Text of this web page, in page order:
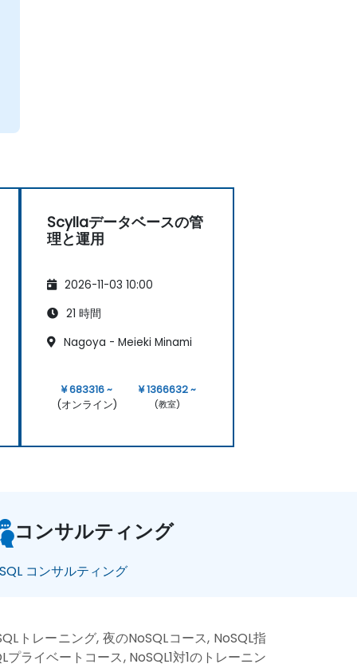
Scyllaデータベースの管
理と運用
2026-11-03 10:00
21 時間
Nagoya - Meieki Minami
¥ 683316 ~
(オンライン)
¥ 1366632 ~
(教室)
コンサルティング
コンサルティング
トレーニング, 夜のNoSQLコース, NoSQL指
ライベートコース, NoSQL1対1のトレーニン